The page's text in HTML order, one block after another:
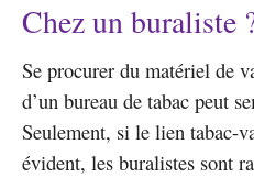
Chez un buraliste
Se procurer du matériel de
d’un bureau de tabac peut
Seulement, si le lien tabac-
évident, les buralistes sont